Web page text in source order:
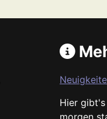
Hier gibt's
morgen